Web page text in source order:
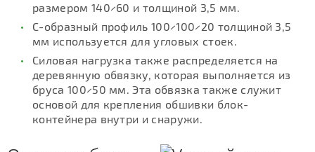
размером 140×60 и толщиной 3,5 мм.
С-образный профиль 100×100×20 толщиной 3,5
мм используется для угловых стоек.
Силовая нагрузка также распределяется на
деревянную обвязку, которая выполняется из
бруса 100×50 мм. Эта обвязка также служит
основой для крепления обшивки блок-
контейнера внутри и снаружи.